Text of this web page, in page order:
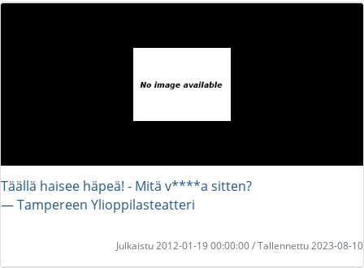
Täällä haisee häpeä! - Mitä v****a sitten?
― Tampereen Ylioppilasteatteri
Julkaistu 2012-01-19 00:00:00 / Tallennettu 2023-08-10